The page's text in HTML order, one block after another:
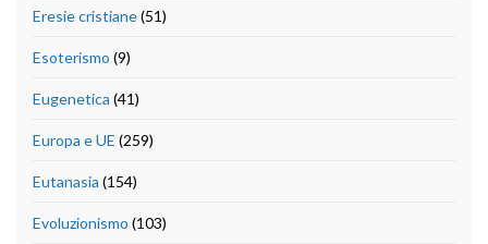
Eresie cristiane(51)
Esoterismo (9)
Eugenetica (41)
Europa e UE (259)
Eutanasia (154)
Evoluzionismo (103)